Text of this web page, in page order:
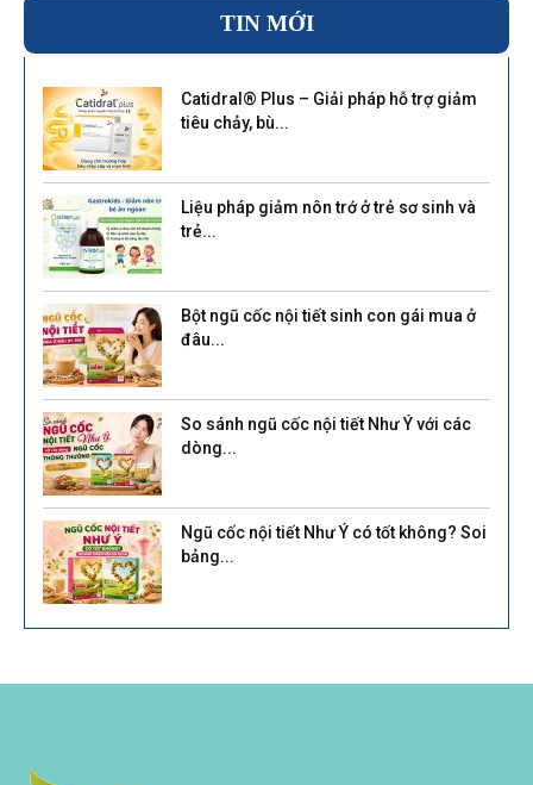
TIN MỚI
Catidral® Plus – Giải pháp hỗ trợ giảm
tiêu chảy, bù...
Liệu pháp giảm nôn trớ ở trẻ sơ sinh và
trẻ...
Bột ngũ cốc nội tiết sinh con gái mua ở
đâu...
So sánh ngũ cốc nội tiết Như Ý với các
dòng...
Ngũ cốc nội tiết Như Ý có tốt không? Soi
bảng...